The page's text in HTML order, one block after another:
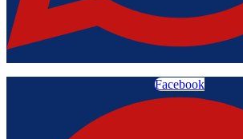
Facebook